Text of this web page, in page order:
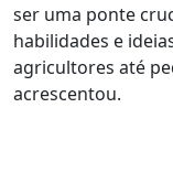
ser uma ponte
habilidades e
agricultores até
acrescentou.